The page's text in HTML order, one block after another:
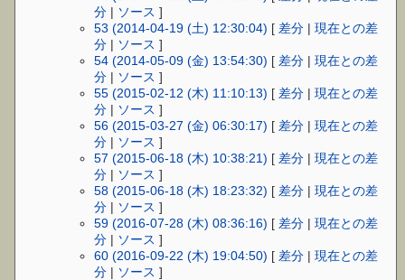
分 | ソース ]
53 (2014-04-19 (土) 12:30:04) [ 差分 |現在との差
分 | ソース ]
54 (2014-05-09 (金) 13:54:30) [ 差分 |現在との差
分 | ソース ]
55 (2015-02-12 (木) 11:10:13) [ 差分 |現在との差
分 | ソース ]
56 (2015-03-27 (金) 06:30:17) [ 差分 |現在との差
分 | ソース ]
57 (2015-06-18 (木) 10:38:21) [ 差分 |現在との差
分 | ソース ]
58 (2015-06-18 (木) 18:23:32) [ 差分 |現在との差
分 | ソース ]
59 (2016-07-28 (木) 08:36:16) [ 差分 |現在との差
分 | ソース ]
60 (2016-09-22 (木) 19:04:50) [ 差分 |現在との差
分 | ソース ]